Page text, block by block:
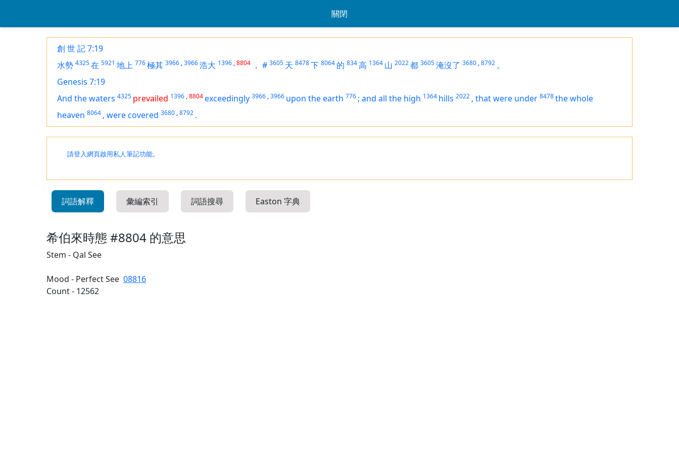
關閉
創 世 記 7:19
水勢 4325在 5921 地上 776極其 3966 ,3966浩大 1396 ,8804 ， # 3605 天 8478下 8064 的 834高 1364 山 2022都 3605淹沒了 3680 ,8792 。
Genesis 7:19
And the waters 4325 prevailed 1396 ,8804exceedingly 3966 ,3966 upon the earth 776 ; and all the high 1364 hills 2022 , thatwere under 8478the whole
heaven 8064 , were covered 3680 ,8792 .
請登入網頁啟用私人筆記功能。
詞語解釋 彙編索引 詞語搜尋 Easton 字典
希伯來時態 #8804 的意思
Stem - Qal See
Mood - Perfect See 08816
Count - 12562